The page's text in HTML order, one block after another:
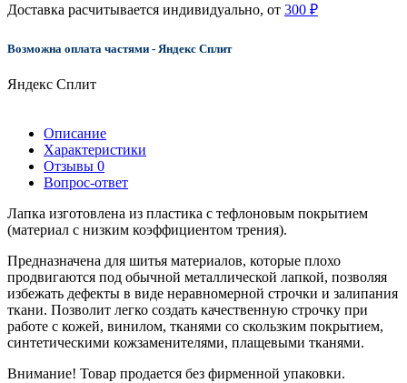
Доставка расчитывается индивидуально, от 300 ₽
Возможна оплата частями - Яндекс Сплит
Яндекс Сплит
Описание
Характеристики
Отзывы 0
Вопрос-ответ
Лапка изготовлена из пластика с тефлоновым покрытием
(материал с низким коэффициентом трения).
Предназначена для шитья материалов, которые плохо
продвигаются под обычной металлической лапкой, позволяя
избежать дефекты в виде неравномерной строчки и залипания
ткани. Позволит легко создать качественную строчку при
работе с кожей, винилом, тканями со скользким покрытием,
синтетическими кожзаменителями, плащевыми тканями.
Внимание! Товар продается без фирменной упаковки.